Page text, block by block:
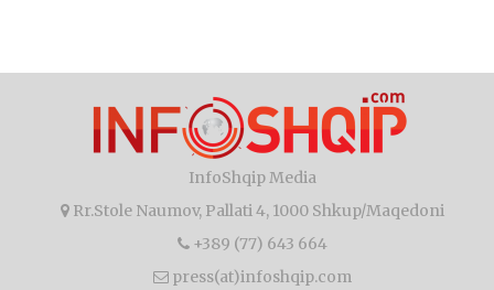
InfoShqip Media
Rr.Stole Naumov, Pallati 4, 1000 Shkup/Maqedoni
+389 (77) 643 664
press(at)infoshqip.com